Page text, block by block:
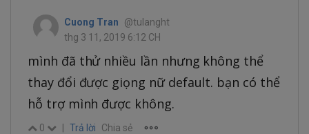
Cuong Tran
@tulanght
thg 3 11, 2019 6:12 CH
mình đã thử nhiều lần nhưng không thể
thay đổi được giọng nữ default. bạn có thể
hỗ trợ mình được không.
0 Trả lời Chia sẻ